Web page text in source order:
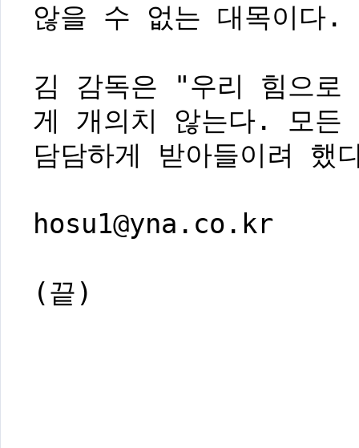
않을 수 없는 대목이다.
김 감독은 "우리 힘으
게 개의치 않는다. 모든
담담하게 받아들이려 했
hosu1@yna.co.kr
(끝)